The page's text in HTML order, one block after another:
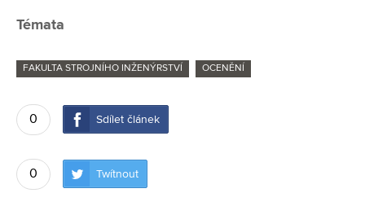
Témata
FAKULTA STROJNÍHO INŽENÝRSTVÍ OCENĚNÍ
0 Sdílet článek
0 Twítnout